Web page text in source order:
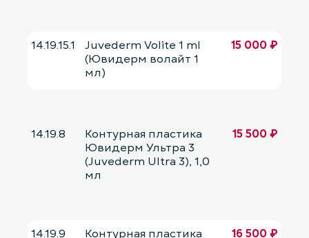
14.19.15.1
Juvederm Volite 1 ml
(Ювидерм волайт 1
мл)
15 000 ₽
14.19.8
Контурная пластика
Ювидерм Ультра 3
(Juvederm Ultra 3), 1,0
мл
15 500 ₽
14.19.9 Контурная пластика 16 500 ₽